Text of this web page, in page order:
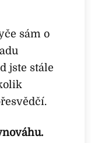
sám o
jste stále